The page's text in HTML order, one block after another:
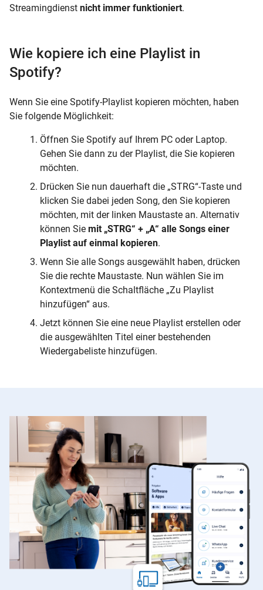
Streamingdienst nicht immer funktioniert.
Wie kopiere ich eine Playlist in
Spotify?
Wenn Sie eine Spotify-Playlist kopieren möchten, haben
Sie folgende Möglichkeit:
Öffnen Sie Spotify auf Ihrem PC oder Laptop.
Gehen Sie dann zu der Playlist, die Sie kopieren
möchten.
Drücken Sie nun dauerhaft die „STRG“-Taste und
klicken Sie dabei jeden Song, den Sie kopieren
möchten, mit der linken Maustaste an. Alternativ
können Sie mit „STRG“ + „A“ alle Songs einer
Playlist auf einmal kopieren.
Wenn Sie alle Songs ausgewählt haben, drücken
Sie die rechte Maustaste. Nun wählen Sie im
Kontextmenü die Schaltfläche „Zu Playlist
hinzufügen“ aus.
Jetzt können Sie eine neue Playlist erstellen oder
die ausgewählten Titel einer bestehenden
Wiedergabeliste hinzufügen.